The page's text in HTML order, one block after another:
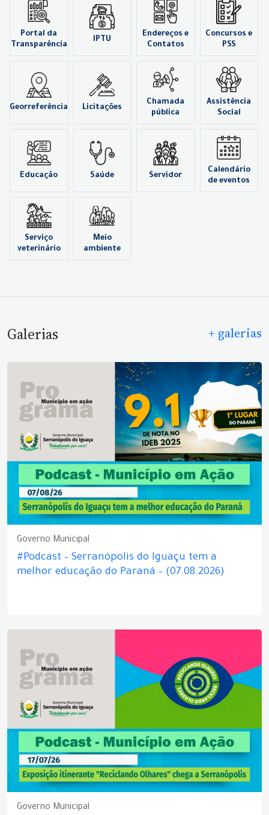
Portal da
Transparência
IPTU
Endereços e
Contatos
Concursos e
PSS
Georreferência Licitações
Chamada
pública
Assistência
Social
Educação Saúde Servidor
Calendário
de eventos
Serviço
veterinário
Meio
ambiente
Galerias + galerias
Governo Municipal
#Podcast – Serranópolis do Iguaçu tem a
melhor educação do Paraná – (07.08.2026)
Governo Municipal